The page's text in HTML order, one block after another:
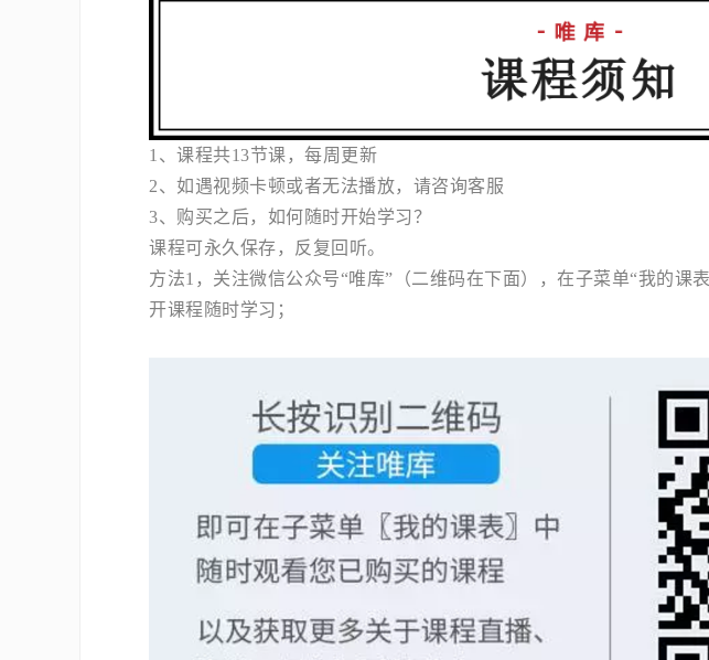
1、课程共13节课，每周更新
2、如遇视频卡顿或者无法播放，请咨询客服
3、购买之后，如何随时开始学习？
课程可永久保存，反复回听。
方法1，关注微信公众号“唯库”（二维码在下面），在子菜单“我的课
开课程随时学习；